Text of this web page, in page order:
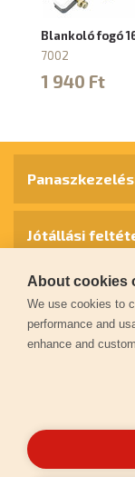
Blankoló fogó
7002
1 940 Ft
© 2026
Jótállási
Személyes
Kapcsolat
Garancia
About cookies
We use cookies to
performance and
enhance and